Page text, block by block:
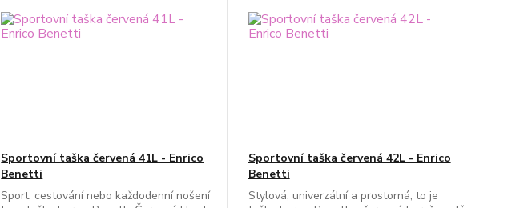
Sportovní taška červená 41L - Enrico
Benetti
Sport, cestování nebo každodenní nošení
Sportovní taška červená 42L - Enrico
Benetti
Stylová, univerzální a prostorná, to je